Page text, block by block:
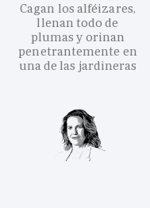
Cagan los alféizares,
llenan todo de
plumas y orinan
penetrantemente en
una de las jardineras